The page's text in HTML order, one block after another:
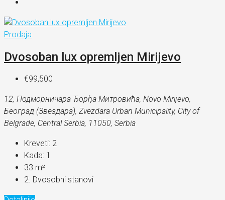
Prodaja
Dvosoban lux opremljen Mirijevo
€99,500
12, Подморничара Ђорђа Митровића, Novo Mirijevo,
Београд (Звездара), Zvezdara Urban Municipality, City of
Belgrade, Central Serbia, 11050, Serbia
Kreveti: 2
Kada: 1
33 m²
2. Dvosobni stanovi